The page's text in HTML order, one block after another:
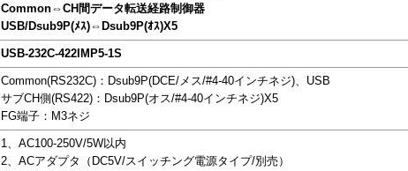
Common⇔CH間データ転送経路制御器
USB/Dsub9P(ﾒｽ)⇔Dsub9P(ｵｽ)X5
USB-232C-422IMP5-1S
Common(RS232C)：Dsub9P(DCE/メス/#4-40インチネジ)、USB
サブCH側(RS422)：Dsub9P(オス/#4-40インチネジ)X5
FG端子：M3ネジ
1、AC100-250V/5W以内
2、ACアダプタ（DC5V/スイッチング電源タイプ/別売）